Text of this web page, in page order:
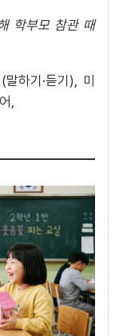
학부모 참관 때
하기·듣기), 미
,